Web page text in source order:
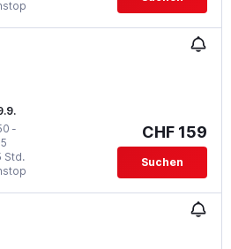
-
Std.
CHF 159
Suchen